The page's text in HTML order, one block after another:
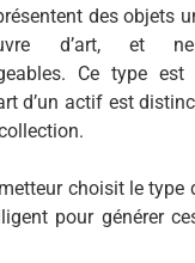
des objets
d’art, et
Ce type
d’un actif est
choisit le type
pour générer